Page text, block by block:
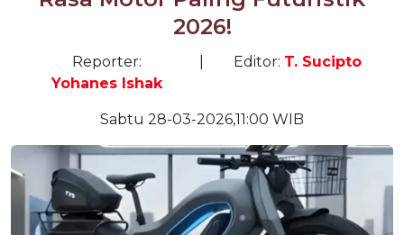
2026!
Reporter:
Yohanes Ishak
Editor: T. Sucipto
Sabtu 28-03-2026,11:00 WIB